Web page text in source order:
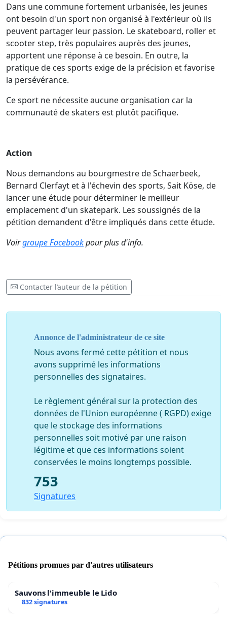
Dans une commune fortement urbanisée, les jeunes
ont besoin d'un sport non organisé à l'extérieur où ils
peuvent partager leur passion. Le skateboard, roller et
scooter step, très populaires auprès des jeunes,
apportent une réponse à ce besoin. En outre, la
pratique de ces sports exige de la précision et favorise
la persévérance.
Ce sport ne nécessite aucune organisation car la
communauté de skaters est plutôt pacifique.
Action
Nous demandons au bourgmestre de Schaerbeek,
Bernard Clerfayt et à l'échevin des sports, Sait Köse, de
lancer une étude pour déterminer le meilleur
emplacement d'un skatepark. Les soussignés de la
pétition demandent d'être impliqués dans cette étude.
Voirgroupe Facebookpour plus d'info.
Contacter l’auteur de la pétition
Annonce de l'administrateur de ce site
Nous avons fermé cette pétition et nous
avons supprimé les informations
personnelles des signataires.
Le règlement général sur la protection des
données de l'Union européenne ( RGPD) exige
que le stockage des informations
personnelles soit motivé par une raison
légitime et que ces informations soient
conservées le moins longtemps possible.
753
Signatures
Pétitions promues par d'autres utilisateurs
Sauvons l'immeuble le Lido
832 signatures